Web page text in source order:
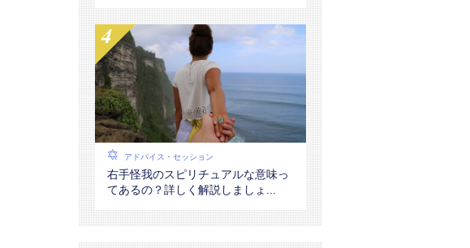
アドバイス・セッション
右手怪我のスピリチュアルな意味っ
てあるの？詳しく解説しましょ...